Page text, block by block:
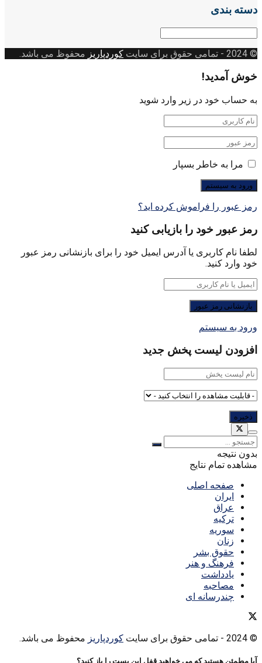
دسته بندی
© 2024
- تمامی حقوق برای سایت کوردپاریز محفوظ می باشد.
خوش آمدید!
به حساب خود در زیر وارد شوید
مرا به خاطر بسپار
رمز عبور را فراموش کرده اید؟
رمز عبور خود را بازیابی کنید
لطفا نام کاربری یا آدرس ایمیل خود را برای بازنشانی رمز عبور
خود وارد کنید.
ورود به سیستم
افزودن لیست پخش جدید
بدون نتیجه
مشاهده تمام نتایج
صفحه اصلی
ایران
عراق
ترکیه
سوریه
زنان
حقوق بشر
فرهنگ و هنر
یادداشت
مصاحبه
چندرسانه ای
© 2024 - تمامی حقوق برای سایت کوردپاریز محفوظ می باشد.
آیا مطمئن هستید که می خواهید قفل این پست را باز کنید؟